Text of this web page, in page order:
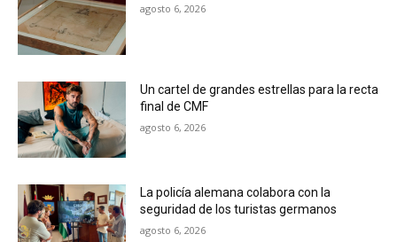
agosto 6, 2026
Un cartel de grandes estrellas para la recta
final de CMF
agosto 6, 2026
La policía alemana colabora con la
seguridad de los turistas germanos
agosto 6, 2026